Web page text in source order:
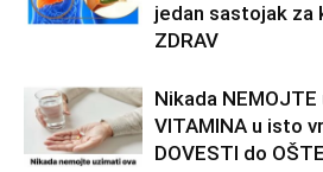
jedan sastojak za
ZDRAV
Nikada
VITAMINA u isto
DOVESTI do